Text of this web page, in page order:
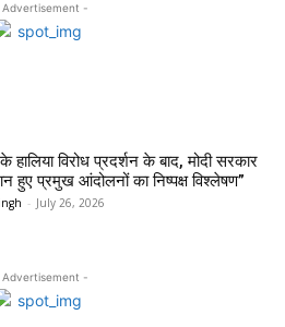
-
हालिया विरोध प्रदर्शन के बाद, मोदी सरकार
हुए प्रमुख आंदोलनों का निष्पक्ष विश्लेषण”
- July 26, 2026
-